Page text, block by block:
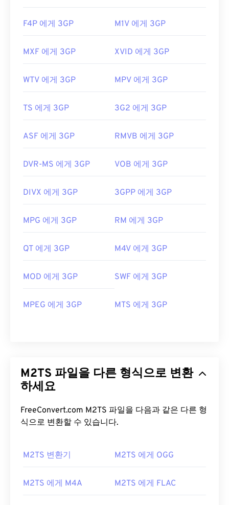
00 00 00
00 00 00
F4P 에게 3GP M1V 에게 3GP
MXF 에게 3GP XVID 에게 3GP
WTV 에게 3GP MPV 에게 3GP
TS 에게 3GP 3G2 에게 3GP
ASF 에게 3GP RMVB 에게 3GP
DVR-MS 에게 3GP VOB 에게 3GP
DIVX 에게 3GP 3GPP 에게 3GP
MPG 에게 3GP RM 에게 3GP
QT 에게 3GP M4V 에게 3GP
MOD 에게 3GP SWF 에게 3GP
MPEG 에게 3GP MTS 에게 3GP
M2TS 파일을 다른 형식으로 변환
하세요
FreeConvert.com M2TS 파일을 다음과 같은 다른 형
식으로 변환할 수 있습니다.
M2TS 변환기 M2TS 에게 OGG
M2TS 에게 M4A M2TS 에게 FLAC